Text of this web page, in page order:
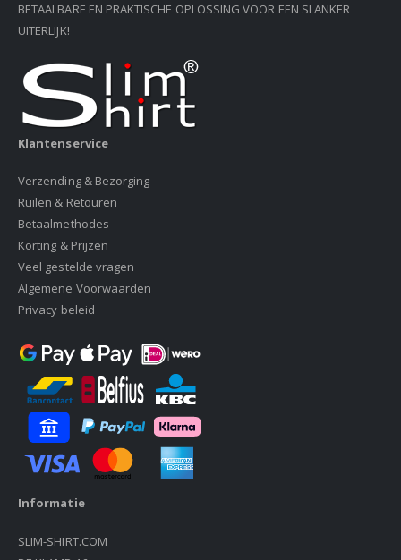
BETAALBARE EN PRAKTISCHE OPLOSSING VOOR EEN SLANKER
UITERLIJK!
Klantenservice
Verzending & Bezorging
Ruilen & Retouren
Betaalmethodes
Korting & Prijzen
Veel gestelde vragen
Algemene Voorwaarden
Privacy beleid
Informatie
SLIM-SHIRT.COM